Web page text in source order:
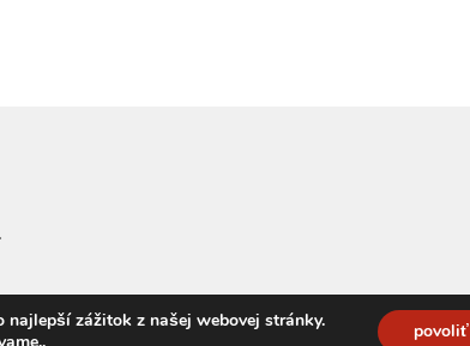
.
najlepší zážitok z našej webovej stránky.
povoliť